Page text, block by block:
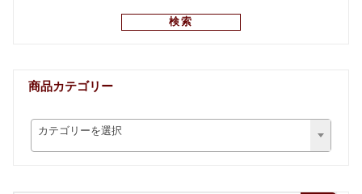
検索
商品カテゴリー
カテゴリーを選択